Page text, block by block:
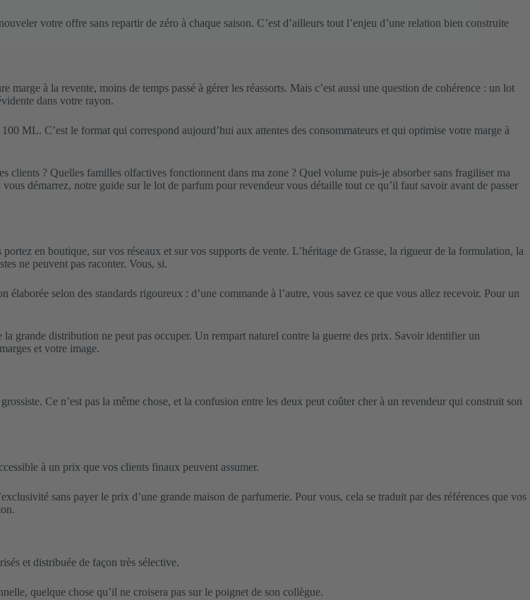
votre offre sans repartir de zéro à chaque saison. C’est d’ailleurs tout l’enjeu d’une relation bien construite
à la revente, moins de temps passé à gérer les réassorts. Mais c’est aussi une question de cohérence : un lot
dans votre rayon.
ML. C’est le format qui correspond aujourd’hui aux attentes des consommateurs et qui optimise votre marge à
clients ? Quelles familles olfactives fonctionnent dans ma zone ? Quel volume puis-je absorber sans fragiliser ma
démarrez, notre guide sur le lot de parfum pour revendeur vous détaille tout ce qu’il faut savoir avant de passer
en boutique, sur vos réseaux et sur vos supports de vente. L’héritage de Grasse, la rigueur de la formulation, la
ne peuvent pas raconter. Vous, si.
élaborée selon des standards rigoureux : d’une commande à l’autre, vous savez ce que vous allez recevoir. Pour un
grande distribution ne peut pas occuper. Un rempart naturel contre la guerre des prix. Savoir identifier un
et votre image.
Ce n’est pas la même chose, et la confusion entre les deux peut coûter cher à un revendeur qui construit son
à un prix que vos clients finaux peuvent assumer.
sans payer le prix d’une grande maison de parfumerie. Pour vous, cela se traduit par des références que vos
et distribuée de façon très sélective.
quelque chose qu’il ne croisera pas sur le poignet de son collègue.